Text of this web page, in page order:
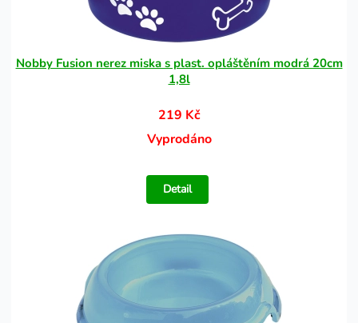
Nobby Fusion nerez miska s plast. opláštěním modrá 20cm
1,8l
219 Kč
Vyprodáno
Detail